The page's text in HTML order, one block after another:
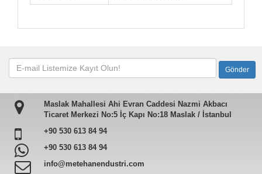
Maslak Mahallesi Ahi Evran Caddesi Nazmi Akbacı
Ticaret Merkezi No:5 İç Kapı No:18 Maslak / İstanbul
+90 530 613 84 94
+90 530 613 84 94
info@metehanendustri.com